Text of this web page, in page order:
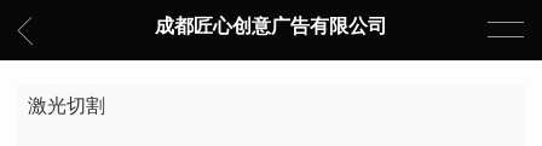
成都匠心创意广告有限公司
激光切割